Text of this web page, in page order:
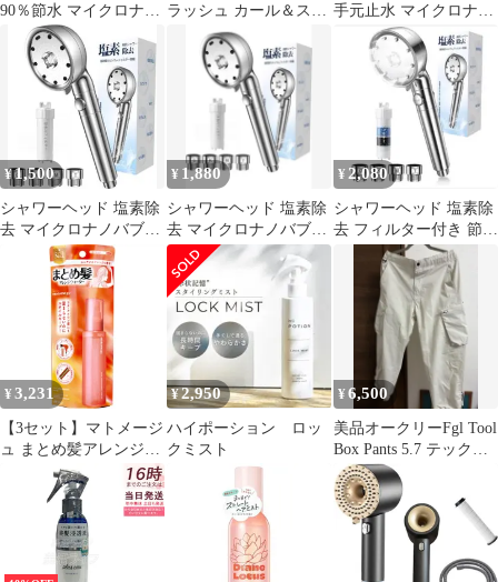
90％節水 マイクロナノ
バブル 塩素除去 6段階
水流 保湿
ラッシュ カール＆スト
レート キープ ミスト
200mL TS-001 フレッシ
ュフローラルムスクの
NBAA 日本製 送料無料
ヘアミスト ダメージケ
ア トステア t/ Curl＆
Straight Keep Mist
手元止水 マイクロナノ
バブル 4種類アダプタ
ー付き
¥1,500
シャワーヘッド 塩素除
去 マイクロナノバブル
【高効率亜硫酸カルシ
ウムフィルター
¥ 1,880
シャワーヘッド 塩素除
去 マイクロナノバブル
【フィルター・6段階水
流・手元止水】
¥ 2,080
シャワーヘッド 塩素除
去 フィルター付き 節水
手元止水 6段階モー
ド 取付簡単
¥ 3,231
【3セット】マトメージ
ュ まとめ髪アレンジウ
ォーター ミストタイプ
無香料 100mL
¥2,950
ハイポーション ロッ
クミスト
¥6,500
美品オークリーFgl Tool
Box Pants 5.7 テック系
カーゴパンツ